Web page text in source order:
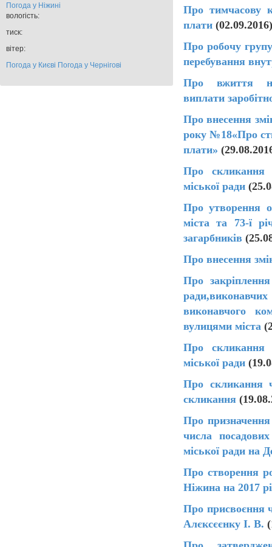
Погода у Ніжині
вологість:
тиск:
вітер:
Погода у Києві Погода у Чернігові
Про тимчасову
плати
Про робочу
перебування
Про вжиття
виплати
Про внесення
року №18«Про
плати»
Про скликання
міської ради
Про утворення
міста та 73-ї
загарбників
Про внесення
Про
виконавчого
вулицями міста
Про скликання
міської ради
Про скликання
скликання
Про призначення
числа
міської ради на
Про створення
Ніжина на 2017
Про присвоєння
Алєксєєнку І. В.